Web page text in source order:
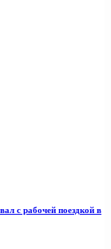
с рабочей поездкой в